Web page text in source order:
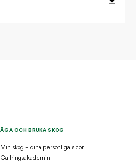
ÄGA OCH BRUKA SKOG
Min skog – dina personliga sidor
Gallringsakademin